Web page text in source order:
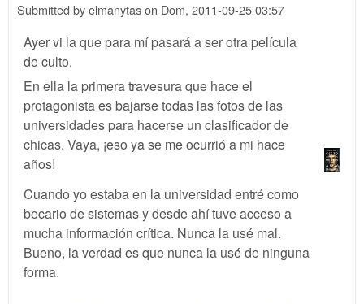
Submitted byelmanytason Dom, 2011-09-25 03:57
Ayer vi la que para mí pasará a ser otra película
de culto.
En ella la primera travesura que hace el
protagonista es bajarse todas las fotos de las
universidades para hacerse un clasificador de
chicas. Vaya, ¡eso ya se me ocurrió a mi hace
años!
Cuando yo estaba en la universidad entré como
becario de sistemas y desde ahí tuve acceso a
mucha información crítica. Nunca la usé mal.
Bueno, la verdad es que nunca la usé de ninguna
forma.